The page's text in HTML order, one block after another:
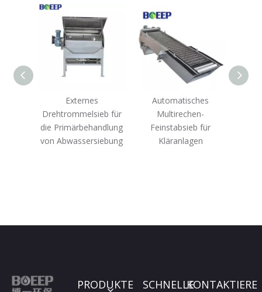
Externes
Drehtrommelsieb für
die Primärbehandlung
von Abwassersiebung
Automatisches
Multirechen-
Feinstabsieb für
Kläranlagen
PRODUKTE
SCHNELLEKONTAKTIERE